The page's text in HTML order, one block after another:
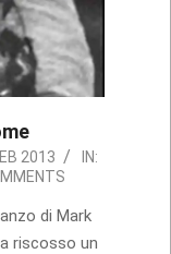
2013
IN:
di Mark
riscosso un